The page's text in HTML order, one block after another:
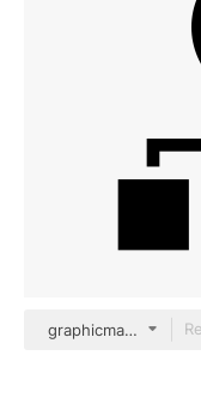
graphicmall Others